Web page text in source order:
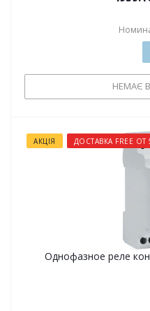
НЕМАЄ
АКЦІЯ ДОСТАВКА FREE ОТ
Однофазное реле